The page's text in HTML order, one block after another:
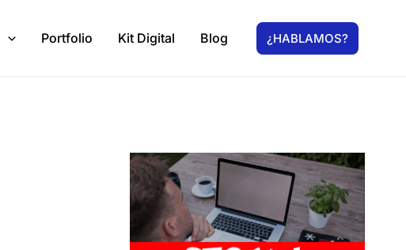
Portfolio Kit Digital Blog ¿HABLAMOS?